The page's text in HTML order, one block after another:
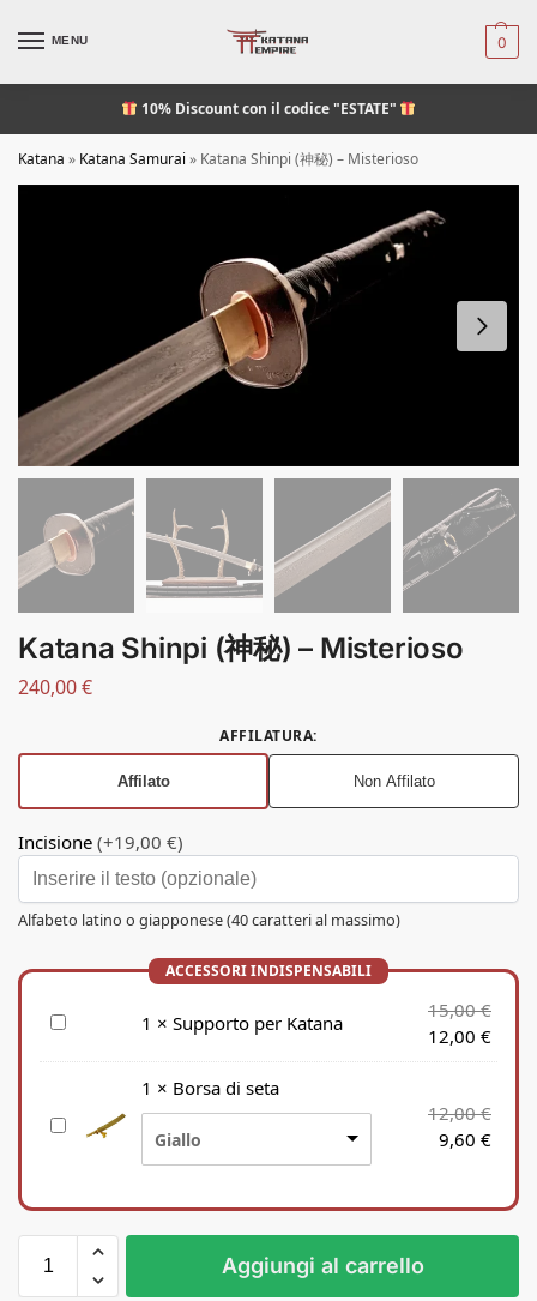
MENU 0
10% Discountcon il codice "ESTATE"
Katana » Katana Samurai » Katana Shinpi (神秘) – Misterioso
Katana Shinpi (神秘) – Misterioso
240,00€
AFFILATURA:
Affilato Non Affilato
Incisione (+19,00 €)
Alfabeto latino o giapponese (40 caratteri al massimo)
S
o
o
p
e
1 × Supporto per Katana
15,00€
12,00 €
B
s
a
d
1 × Borsa di seta
Giallo
12,00€
9,60 €
Aggiungi al carrello